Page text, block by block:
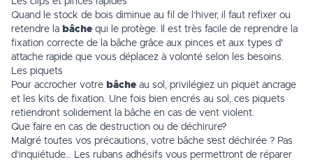
Quand le stock de bois diminue au fil de l’hiver, il faut refixer ou
retendre la bâche qui le protège. Il est très facile de reprendre la
fixation correcte de la bâche grâce aux pinces et aux types d'
attache rapide que vous déplacez à volonté selon les besoins.
Les piquets
Pour accrocher votre bâche au sol, privilégiez un piquet ancrage
et les kits de fixation. Une fois bien encrés au sol, ces piquets
retiendront solidement la bâche en cas de vent violent.
Que faire en cas de destruction ou de déchirure?
Malgré toutes vos précautions, votre bâche s’est déchirée ? Pas
d’inquiétude… Les rubans adhésifs vous permettront de réparer